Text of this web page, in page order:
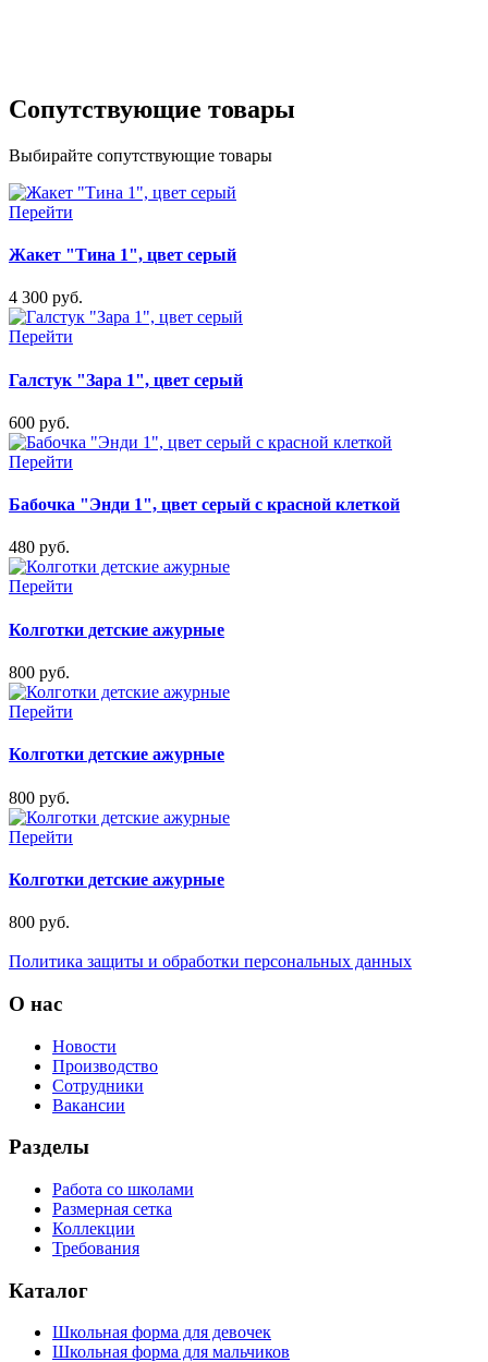
Сопутствующие товары
Выбирайте сопутствующие товары
Перейти
Жакет "Тина 1", цвет серый
4 300 руб.
Перейти
Галстук "Зара 1", цвет серый
600 руб.
Перейти
Бабочка "Энди 1", цвет серый с красной клеткой
480 руб.
Перейти
Колготки детские ажурные
800 руб.
Перейти
Колготки детские ажурные
800 руб.
Перейти
Колготки детские ажурные
800 руб.
Политика защиты и обработки персональных данных
О нас
Новости
Производство
Сотрудники
Вакансии
Разделы
Работа со школами
Размерная сетка
Коллекции
Требования
Каталог
Школьная форма для девочек
Школьная форма для мальчиков